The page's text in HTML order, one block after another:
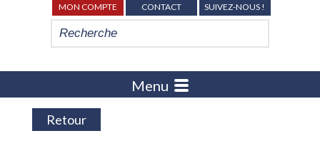
MON COMPTE CONTACT SUIVEZ-NOUS !
Menu
Retour